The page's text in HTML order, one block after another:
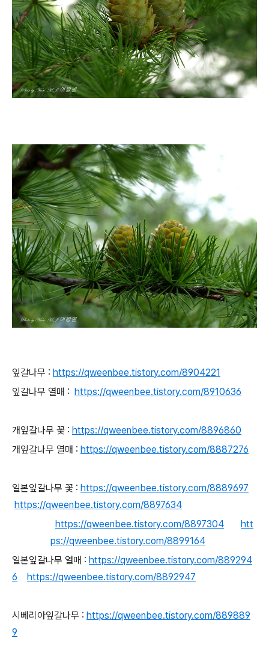
잎갈나무 : https://qweenbee.tistory.com/8904221
잎갈나무 열매 : https://qweenbee.tistory.com/8910636
개잎갈나무 꽃 : https://qweenbee.tistory.com/8896860
개잎갈나무 열매 : https://qweenbee.tistory.com/8887276
일본잎갈나무 꽃 : https://qweenbee.tistory.com/8889697
https://qweenbee.tistory.com/8897634
https://qweenbee.tistory.com/8897304
htt
ps://qweenbee.tistory.com/8899164
일본잎갈나무 열매 : https://qweenbee.tistory.com/889294
6
https://qweenbee.tistory.com/8892947
시베리아잎갈나무 : https://qweenbee.tistory.com/889889
9